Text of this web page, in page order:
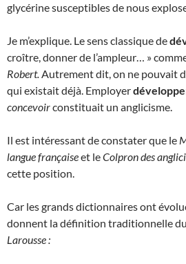
glycérine susceptibles de nous
Je m’explique. Le sens classique de
croître, donner de l’ampleur… »
Robert.Autrement dit, on ne pouvait
qui existait déjà. Employer
concevoirconstituait un anglicisme.
Il est intéressant de constater que le
langue françaiseet leColpron des
cette position.
Car les grands dictionnaires ont
donnent la définition traditionnelle
Larousse :